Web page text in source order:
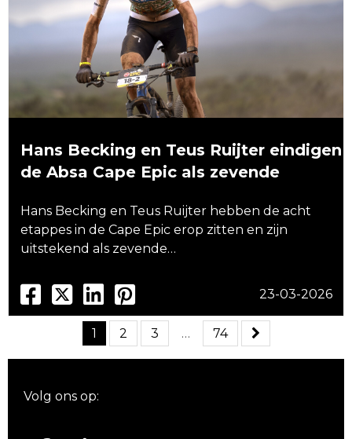
Hans Becking en Teus Ruijter eindigen
de Absa Cape Epic als zevende
Hans Becking en Teus Ruijter hebben de acht
etappes in de Cape Epic erop zitten en zijn
uitstekend als zevende…
23-03-2026
1 2 3 … 74
Volg ons op: